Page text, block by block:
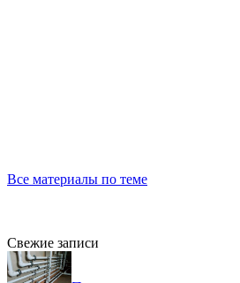
Все материалы по теме
Свежие записи